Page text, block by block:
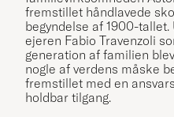
fremstillet håndlavede
begyndelse af 1900-tallet.
ejeren Fabio Travenzoli
generation af familien
nogle af verdens måske
fremstillet med en
holdbar tilgang.